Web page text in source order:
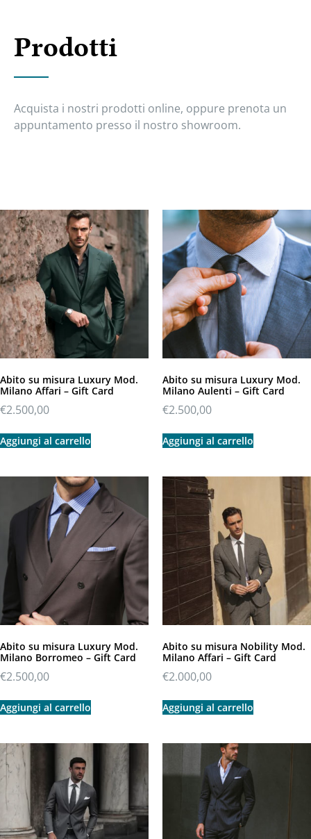
Prodotti
Acquista i nostri prodotti online, oppure prenota un
appuntamento presso il nostro showroom.
Abito su misura Luxury Mod.
Milano Affari – Gift Card
€2.500,00
Aggiungi al carrello
Abito su misura Luxury Mod.
Milano Aulenti – Gift Card
€2.500,00
Aggiungi al carrello
Abito su misura Luxury Mod.
Milano Borromeo – Gift Card
€2.500,00
Aggiungi al carrello
Abito su misura Nobility Mod.
Milano Affari – Gift Card
€2.000,00
Aggiungi al carrello